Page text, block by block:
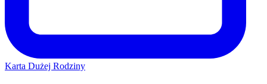
Karta Dużej Rodziny